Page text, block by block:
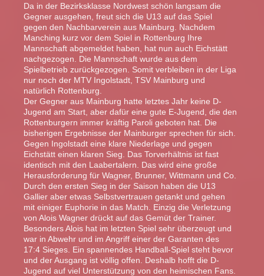
Da in der Bezirksklasse Nordwest schön langsam die
Gegner ausgehen, freut sich die U13 auf das Spiel
gegen den Nachbarverein aus Mainburg. Nachdem
Manching kurz vor dem Spiel in Rottenburg Ihre
Mannschaft abgemeldet haben, hat nun auch Eichstätt
nachgezogen. Die Mannschaft wurde aus dem
Spielbetrieb zurückgezogen. Somit verbleiben in der Liga
nur noch der MTV Ingolstadt, TSV Mainburg und
natürlich Rottenburg.
Der Gegner aus Mainburg hatte letztes Jahr keine D-
Jugend am Start, aber dafür eine gute E-Jugend, die den
Rottenburgern immer kräftig Paroli geboten hat. Die
bisherigen Ergebnisse der Mainburger sprechen für sich.
Gegen Ingolstadt eine klare Niederlage und gegen
Eichstätt einen klaren Sieg. Das Torverhältnis ist fast
identisch mit den Laabertalern. Das wird eine große
Herausforderung für Wagner, Brunner, Wittmann und Co.
Durch den ersten Sieg in der Saison haben die U13
Gallier aber etwas Selbstvertrauen getankt und gehen
mit einiger Euphorie in das Match. Einzig die Verletzung
von Alois Wagner drückt auf das Gemüt der Trainer.
Besonders Alois hat im letzten Spiel sehr überzeugt und
war in Abwehr und im Angriff einer der Garanten des
17:4 Sieges. Ein spannendes Handball-Spiel steht bevor
und der Ausgang ist völlig offen. Deshalb hofft die D-
Jugend auf viel Unterstützung von den heimischen Fans.